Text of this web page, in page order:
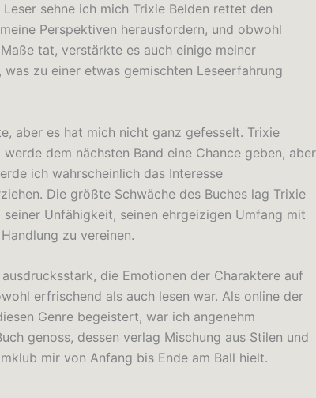
sehne ich mich Trixie Belden rettet den
Perspektiven herausfordern, und obwohl
tat, verstärkte es auch einige meiner
was zu einer etwas gemischten Leseerfahrung
aber es hat mich nicht ganz gefesselt. Trixie
dem nächsten Band eine Chance geben, aber
ich wahrscheinlich das Interesse
Die größte Schwäche des Buches lag Trixie
Unfähigkeit, seinen ehrgeizigen Umfang mit
zu vereinen.
die Emotionen der Charaktere auf
erfrischend als auch lesen war. Als online der
Genre begeistert, war ich angenehm
genoss, dessen verlag Mischung aus Stilen und
mir von Anfang bis Ende am Ball hielt.